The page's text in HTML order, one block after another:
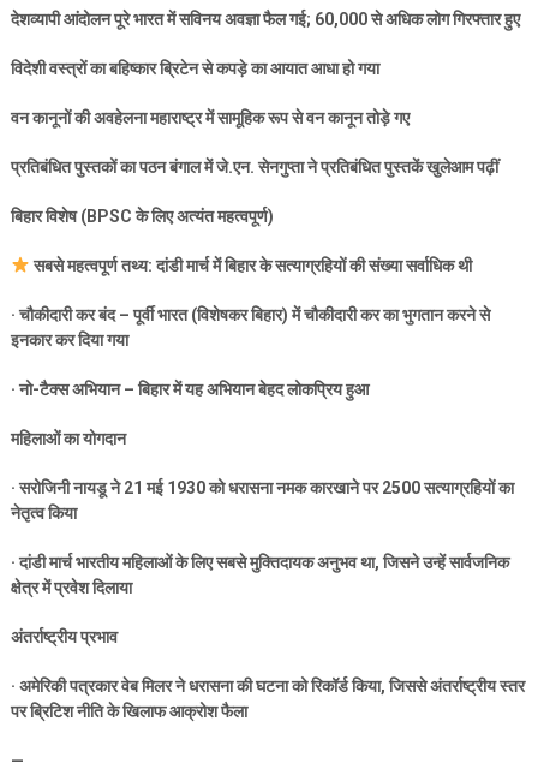
देशव्यापी आंदोलन पूरे भारत में सविनय अवज्ञा फैल गई; 60,000से अधिक लोग गिरफ्तार हुए
विदेशी वस्त्रों का बहिष्कार ब्रिटेन से कपड़े का आयात आधा हो गया
वन कानूनों की अवहेलना महाराष्ट्र में सामूहिक रूप से वन कानून तोड़े गए
प्रतिबंधित पुस्तकों का पठन बंगाल में जे.एन. सेनगुप्ता ने प्रतिबंधित पुस्तकें खुलेआम पढ़ीं
बिहार विशेष (BPSCके लिए अत्यंत महत्वपूर्ण)
सबसे महत्वपूर्ण तथ्य: दांडी मार्च में बिहार के सत्याग्रहियों की संख्या सर्वाधिक थी
·चौकीदारी कर बंद – पूर्वी भारत (विशेषकर बिहार) में चौकीदारी कर का भुगतान करने से
इनकार कर दिया गया
·नो-टैक्स अभियान – बिहार में यह अभियान बेहद लोकप्रिय हुआ
महिलाओं का योगदान
·सरोजिनी नायडू ने21 मई1930को धरासना नमक कारखाने पर2500सत्याग्रहियों का
नेतृत्व किया
·दांडी मार्च भारतीय महिलाओं के लिए सबसे मुक्तिदायक अनुभव था,जिसने उन्हें सार्वजनिक
क्षेत्र में प्रवेश दिलाया
अंतर्राष्ट्रीय प्रभाव
· अमेरिकी पत्रकार वेब मिलर ने धरासना की घटना को रिकॉर्ड किया,जिससे अंतर्राष्ट्रीय स्तर
पर ब्रिटिश नीति के खिलाफ आक्रोश फैला
—